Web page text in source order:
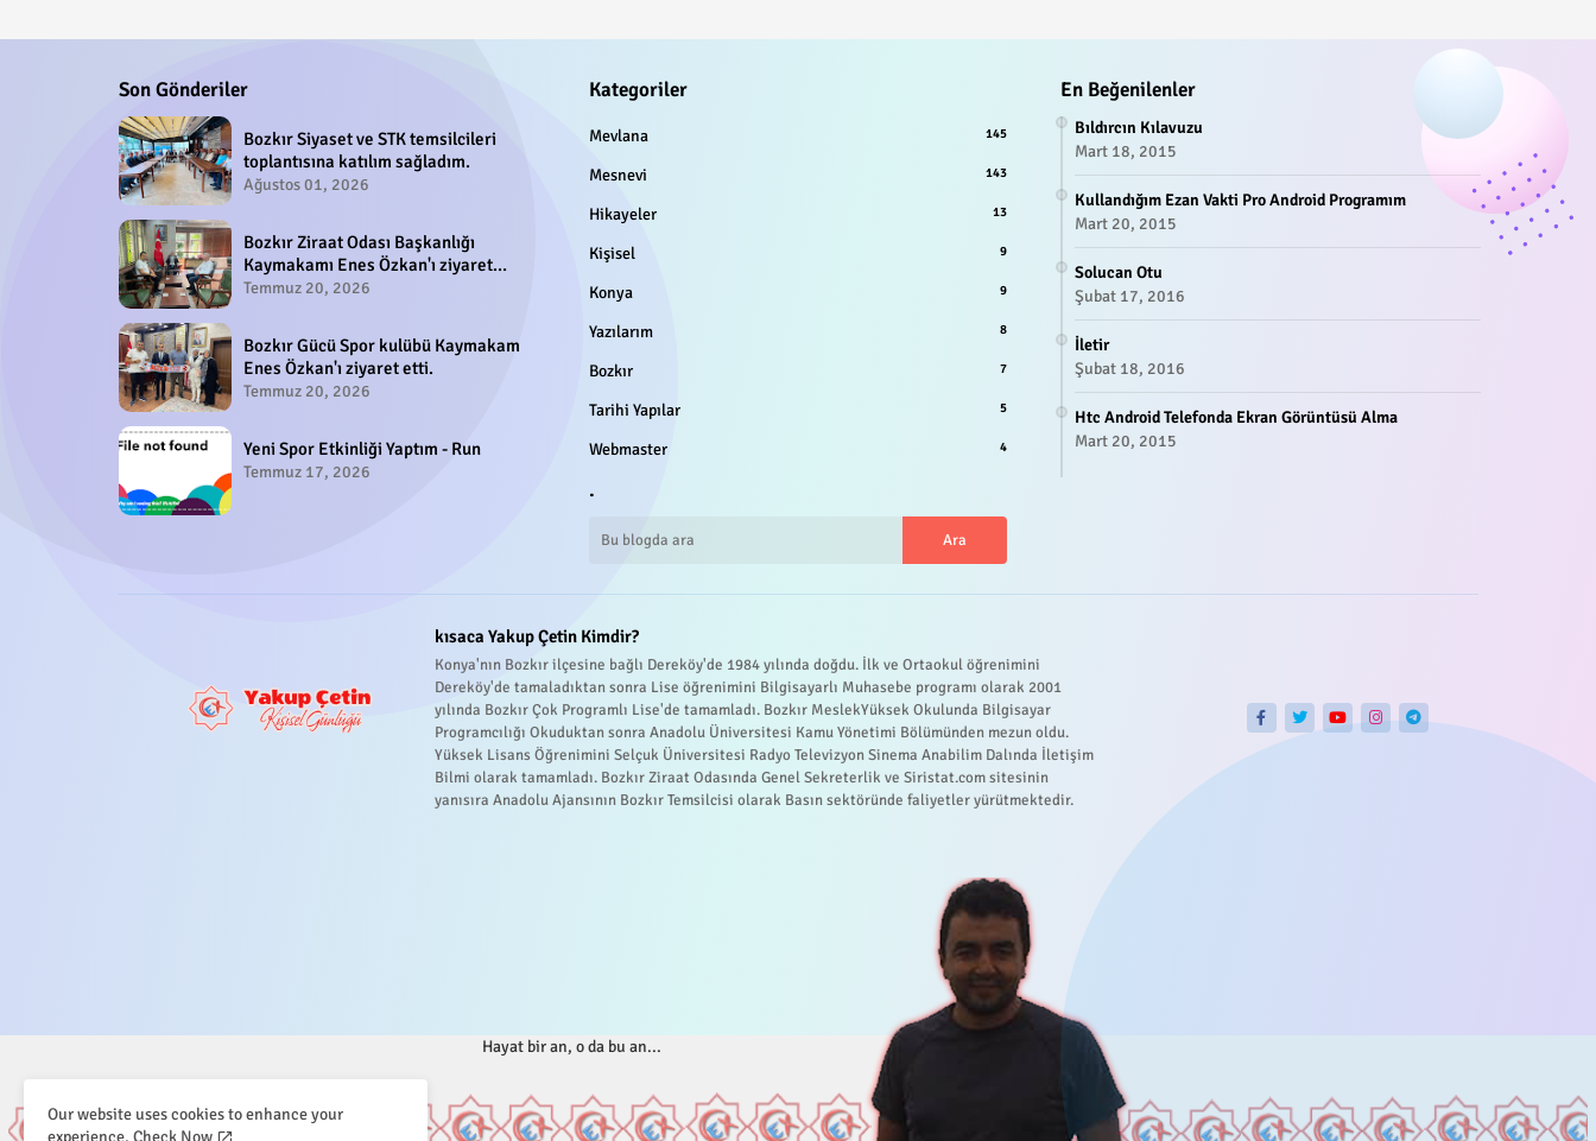
Son Gönderiler
Bozkır Siyaset ve STK temsilcileri
toplantısına katılım sağladım.
Ağustos 01, 2026
Bozkır Ziraat Odası Başkanlığı
Kaymakamı Enes Özkan'ı ziyaret
etti.
Temmuz 20, 2026
Bozkır Gücü Spor kulübü Kaymakam
Enes Özkan'ı ziyaret etti.
Temmuz 20, 2026
Yeni Spor Etkinliği Yaptım - Run
Temmuz 17, 2026
Kategoriler
Mevlana 145
Mesnevi 143
Hikayeler 13
Kişisel 9
Konya 9
Yazılarım 8
Bozkır 7
Tarihi Yapılar 5
Webmaster 4
.
En Beğenilenler
Bıldırcın Kılavuzu
Mart 18, 2015
Kullandığım Ezan Vakti Pro Android Programım
Mart 20, 2015
Solucan Otu
Şubat 17, 2016
İletir
Şubat 18, 2016
Htc Android Telefonda Ekran Görüntüsü Alma
Mart 20, 2015
kısaca Yakup Çetin Kimdir?
Konya'nın Bozkır ilçesine bağlı Dereköy'de 1984 yılında doğdu. İlk ve Ortaokul öğrenimini
Dereköy'de tamaladıktan sonra Lise öğrenimini Bilgisayarlı Muhasebe programı olarak 2001
yılında Bozkır Çok Programlı Lise'de tamamladı. Bozkır MeslekYüksek Okulunda Bilgisayar
Programcılığı Okuduktan sonra Anadolu Üniversitesi Kamu Yönetimi Bölümünden mezun oldu.
Yüksek Lisans Öğrenimini Selçuk Üniversitesi Radyo Televizyon Sinema Anabilim Dalında İletişim
Bilmi olarak tamamladı. Bozkır Ziraat Odasında Genel Sekreterlik ve Siristat.com sitesinin
yanısıra Anadolu Ajansının Bozkır Temsilcisi olarak Basın sektöründe faliyetler yürütmektedir.
Hayat bir an, o da bu an...
Our website uses cookies to enhance your
experience. Check Now